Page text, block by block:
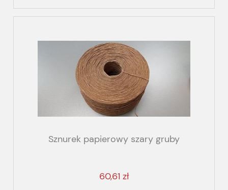
Sznurek papierowy szary gruby
60,61 zł